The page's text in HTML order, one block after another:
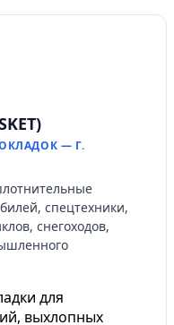
— Г.
спецтехники,
снегоходов,
для
выхлопных